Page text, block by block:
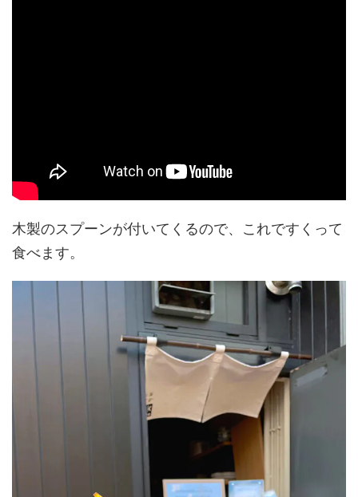
木製のスプーンが付いてくるので、これですくって
食べます。